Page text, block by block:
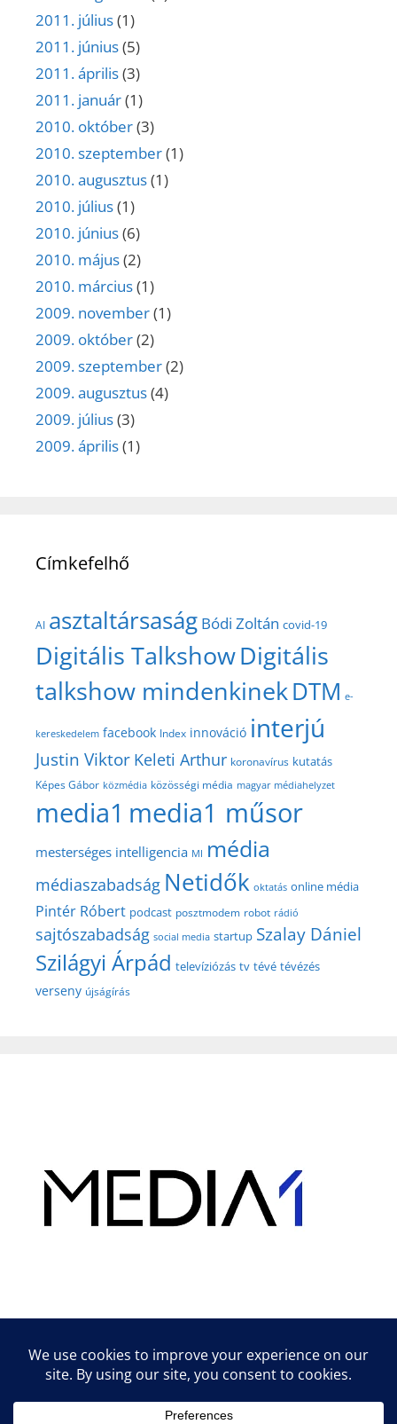
2011. július(1)
2011. június(5)
2011. április(3)
2011. január(1)
2010. október(3)
2010. szeptember(1)
2010. augusztus(1)
2010. július(1)
2010. június(6)
2010. május(2)
2010. március(1)
2009. november(1)
2009. október(2)
2009. szeptember(2)
2009. augusztus(4)
2009. július(3)
2009. április(1)
Címkefelhő
AI asztaltársaság Bódi Zoltán covid-19
Digitális TalkshowDigitális
talkshow mindenkinekDTM e-
kereskedelem facebook Index innováció interjú
Justin Viktor Keleti Arthur koronavírus kutatás
Képes Gábor közmédia közösségi média magyar médiahelyzet
media1 media1 műsor
mesterséges intelligencia MI média
médiaszabadság Netidők oktatás online média
Pintér Róbert podcast posztmodem robot rádió
sajtószabadság social media startup Szalay Dániel
Szilágyi Árpád televíziózás tv tévé tévézés
verseny újságírás
Lifestyle tippek & trükkök